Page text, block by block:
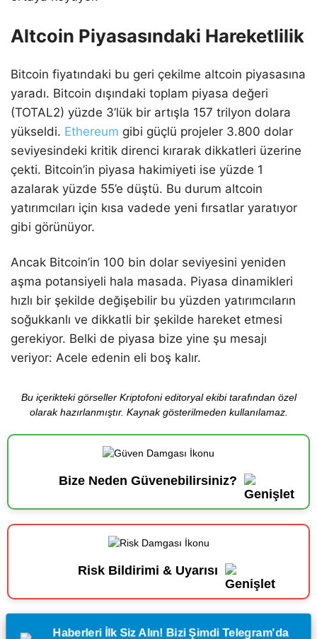
Altcoin Piyasasındaki Hareketlilik
Bitcoin fiyatındaki bu geri çekilme altcoin piyasasına
yaradı. Bitcoin dışındaki toplam piyasa değeri
(TOTAL2) yüzde 3’lük bir artışla 157 trilyon dolara
yükseldi. Ethereum gibi güçlü projeler 3.800 dolar
seviyesindeki kritik direnci kırarak dikkatleri üzerine
çekti. Bitcoin’in piyasa hakimiyeti ise yüzde 1
azalarak yüzde 55’e düştü. Bu durum altcoin
yatırımcıları için kısa vadede yeni fırsatlar yaratıyor
gibi görünüyor.
Ancak Bitcoin’in 100 bin dolar seviyesini yeniden
aşma potansiyeli hala masada. Piyasa dinamikleri
hızlı bir şekilde değişebilir bu yüzden yatırımcıların
soğukkanlı ve dikkatli bir şekilde hareket etmesi
gerekiyor. Belki de piyasa bize yine şu mesajı
veriyor: Acele edenin eli boş kalır.
Bu içerikteki görseller Kriptofoni editoryal ekibi tarafından özel
olarak hazırlanmıştır. Kaynak gösterilmeden kullanılamaz.
Bize Neden Güvenebilirsiniz?
Risk Bildirimi & Uyarısı
Haberleri İlk Siz Alın! Bizi Şimdi Telegram'da